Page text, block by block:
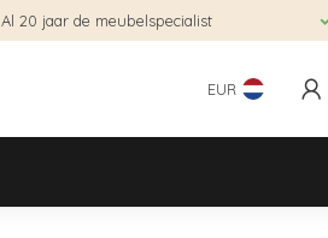
Al 20 jaar de meubelspecialist
EUR